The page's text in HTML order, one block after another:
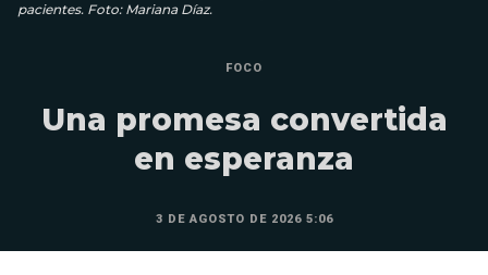
pacientes. Foto: Mariana Díaz.
FOCO
Una promesa convertida
en esperanza
3 DE AGOSTO DE 2026 5:06